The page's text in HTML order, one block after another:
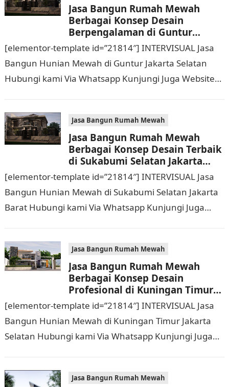
Jasa Bangun Rumah Mewah
Berbagai Konsep Desain
Berpengalaman di Guntur
Jakarta Selatan Hubungi 0811
9933 588
[elementor-template id=”21814″] INTERVISUAL Jasa
Bangun Hunian Mewah di Guntur Jakarta Selatan
Hubungi kami Via Whatsapp Kunjungi Juga Website
Jasa Bangun Rumah Mewah
Jasa Bangun Rumah Mewah
Berbagai Konsep Desain Terbaik
di Sukabumi Selatan Jakarta
Barat Hubungi 0811 9933 588
[elementor-template id=”21814″] INTERVISUAL Jasa
Bangun Hunian Mewah di Sukabumi Selatan Jakarta
Barat Hubungi kami Via Whatsapp Kunjungi Juga
Jasa Bangun Rumah Mewah
Jasa Bangun Rumah Mewah
Berbagai Konsep Desain
Profesional di Kuningan Timur
Jakarta Selatan Hubungi 0811
9933 588
[elementor-template id=”21814″] INTERVISUAL Jasa
Bangun Hunian Mewah di Kuningan Timur Jakarta
Selatan Hubungi kami Via Whatsapp Kunjungi Juga
Jasa Bangun Rumah Mewah